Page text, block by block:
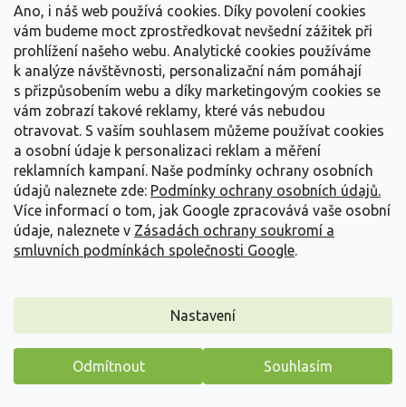
Ano, i náš web používá cookies. Díky povolení cookies
vám budeme moct zprostředkovat nevšední zážitek při
prohlížení našeho webu. Analytické cookies používáme
k analýze návštěvnosti, personalizační nám pomáhají
s přizpůsobením webu a díky marketingovým cookies se
vám zobrazí takové reklamy, které vás nebudou
otravovat. S vaším souhlasem můžeme používat cookies
a osobní údaje k personalizaci reklam a měření
reklamních kampaní. Naše podmínky ochrany osobních
údajů naleznete zde: Podmínky ochrany osobních údajů.
Více informací o tom, jak Google zpracovává vaše osobní
údaje, naleznete v Zásadách ochrany soukromí a
smluvních podmínkách společnosti Google.
Nastavení
Odmítnout Souhlasím
Jiřina 'Kelvin Floodlight'
Vyprodáno
Máme pro vás malý dárek